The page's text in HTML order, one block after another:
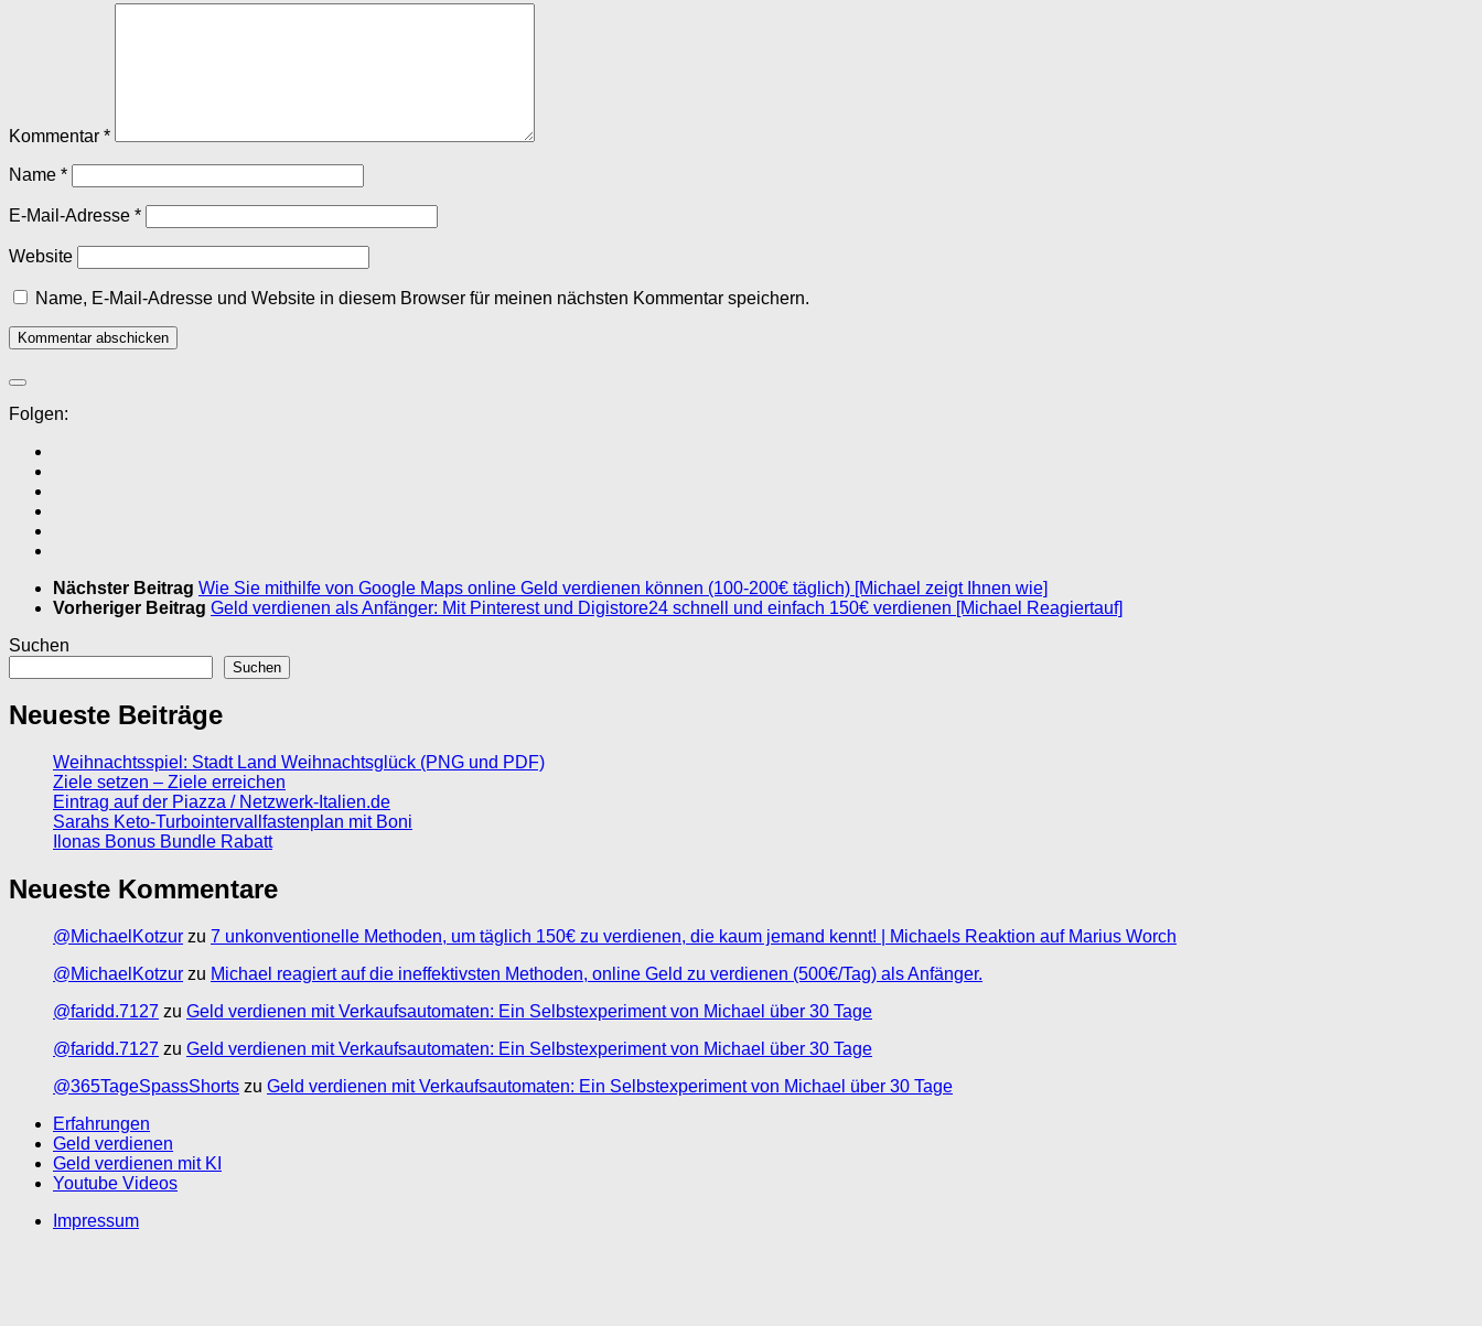
Kommentar *
Name *
E-Mail-Adresse *
Website
Name, E-Mail-Adresse und Website in diesem Browser für meinen nächsten Kommentar speichern.
Folgen:
Nächster Beitrag Wie Sie mithilfe von Google Maps online Geld verdienen können (100-200€ täglich) [Michael zeigt Ihnen wie]
Vorheriger Beitrag Geld verdienen als Anfänger: Mit Pinterest und Digistore24 schnell und einfach 150€ verdienen [Michael Reagiertauf]
Suchen
Suchen
Neueste Beiträge
Weihnachtsspiel: Stadt Land Weihnachtsglück (PNG und PDF)
Ziele setzen – Ziele erreichen
Eintrag auf der Piazza / Netzwerk-Italien.de
Sarahs Keto-Turbointervallfastenplan mit Boni
Ilonas Bonus Bundle Rabatt
Neueste Kommentare
@MichaelKotzur zu 7 unkonventionelle Methoden, um täglich 150€ zu verdienen, die kaum jemand kennt! | Michaels Reaktion auf Marius Worch
@MichaelKotzur zu Michael reagiert auf die ineffektivsten Methoden, online Geld zu verdienen (500€/Tag) als Anfänger.
@faridd.7127 zu Geld verdienen mit Verkaufsautomaten: Ein Selbstexperiment von Michael über 30 Tage
@faridd.7127 zu Geld verdienen mit Verkaufsautomaten: Ein Selbstexperiment von Michael über 30 Tage
@365TageSpassShorts zu Geld verdienen mit Verkaufsautomaten: Ein Selbstexperiment von Michael über 30 Tage
Erfahrungen
Geld verdienen
Geld verdienen mit KI
Youtube Videos
Impressum